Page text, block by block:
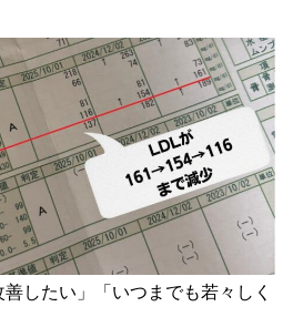
善したい」「いつまでも若々しく